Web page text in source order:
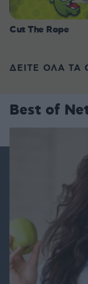
Cut The Rope
ΔΕΙΤΕ ΟΛΑ ΤΑ
Best of